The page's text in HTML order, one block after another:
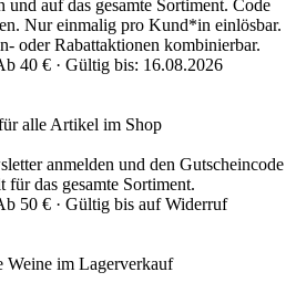
auf das gesamte Sortiment. Code
Nur einmalig pro Kund*in einlösbar.
oder Rabattaktionen kombinierbar.
40 € · Gültig bis: 16.08.2026
alle Artikel im Shop
anmelden und den Gutscheincode
das gesamte Sortiment.
50 € · Gültig bis auf Widerruf
Weine im Lagerverkauf